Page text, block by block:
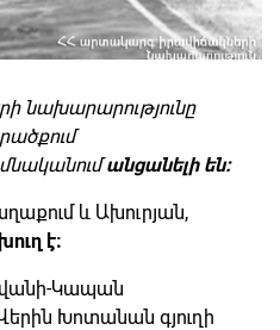
նախարարությունը
անցանելի են։
և Ախուրյան,
է։
Կապան
Խոտանան գյուղի